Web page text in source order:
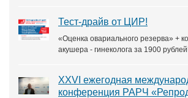
Тест-драйв от ЦИР!
«Оценка овариального резерва» +
акушера - гинеколога за 1900
XXVI ежегодная
конференция РАРЧ